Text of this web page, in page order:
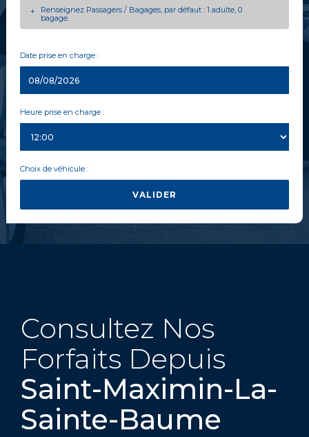
Renseignez Passagers / Bagages, par défaut : 1 adulte, 0
bagage.
+
Date prise en charge :
Heure prise en charge :
Choix de véhicule :
VALIDER
Consultez Nos
Forfaits Depuis
Saint-Maximin-La-
Sainte-Baume